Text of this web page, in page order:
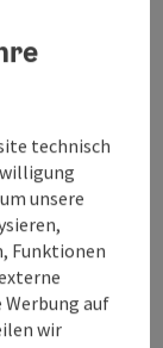
Augut und
und
10 km lang
in den
Laufen
technisch
unsere
Funktionen
auf
wir